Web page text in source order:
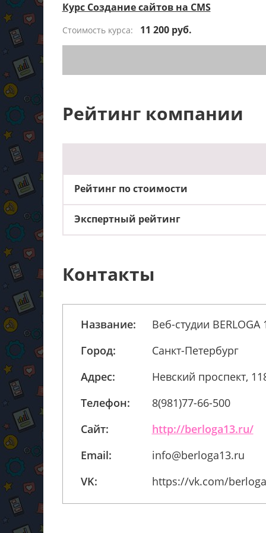
Курс Создание сайтов на CMS
Стоимость курса: 11 200 руб.
Рейтинг компании
Рейтинг по стоимости
Экспертный рейтинг
Контакты
Название:
Веб-студии BERLOGA
Город:
Санкт-Петербург
Адрес:
Невский проспект,
Телефон:
8(981)77-66-500
Сайт:
http://berloga13.ru/
Email:
info@berloga13.ru
VK:
https://vk.com/